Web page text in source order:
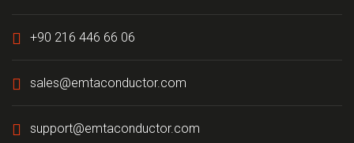
+90 216 446 66 06
sales@emtaconductor.com
support@emtaconductor.com